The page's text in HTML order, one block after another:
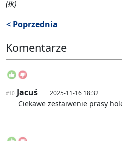
(łk)
< Poprzednia
Komentarze
#10 Jacuś 2025-11-16 18:32
Ciekawe zestaiwenie prasy